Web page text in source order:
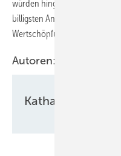
würden hingegen das Risiko
billigsten Anbieter bergen und
Wertschöpfung und
Autoren:
Katharina Wolf